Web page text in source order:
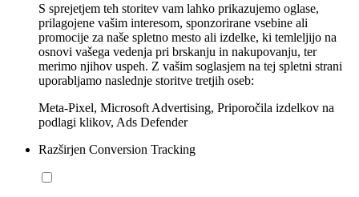
S sprejetjem teh storitev vam lahko prikazujemo oglase,
prilagojene vašim interesom, sponzorirane vsebine ali
promocije za naše spletno mesto ali izdelke, ki temleljijo na
osnovi vašega vedenja pri brskanju in nakupovanju, ter
merimo njihov uspeh. Z vašim soglasjem na tej spletni strani
uporabljamo naslednje storitve tretjih oseb:
Meta-Pixel, Microsoft Advertising, Priporočila izdelkov na
podlagi klikov, Ads Defender
Razširjen Conversion Tracking